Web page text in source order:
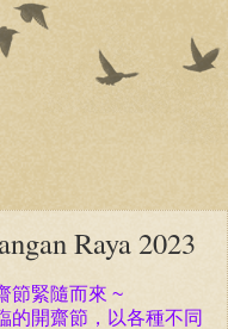
Raya 2023
節緊隨而來 ~
的開齋節，以各種不同